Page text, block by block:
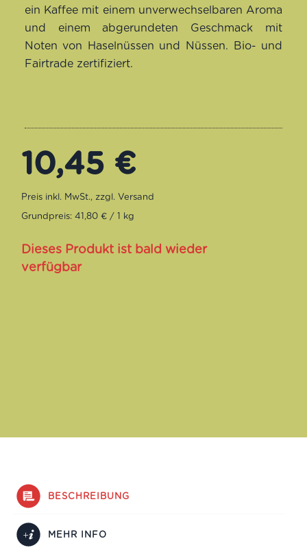
ein Kaffee mit einem unverwechselbaren Aroma
und einem abgerundeten Geschmack mit
Noten von Haselnüssen und Nüssen. Bio- und
Fairtrade zertifiziert.
10,45 €
Grundpreis: 41,80 € / 1 kg
Dieses Produkt ist bald wieder
verfügbar
BESCHREIBUNG
MEHR INFO